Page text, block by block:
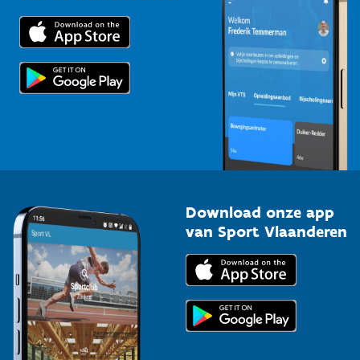
Trainers en begeleiders
Topsporters
Voor de pers
Download onze app
van Sport Vlaanderen